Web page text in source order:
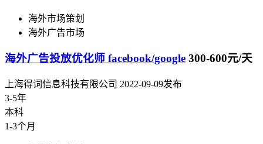
海外市场策划
海外广告市场
海外广告投放优化师 facebook/google 300-600元/天
上海得词信息科技有限公司 2022-09-09发布
3-5年
本科
1-3个月